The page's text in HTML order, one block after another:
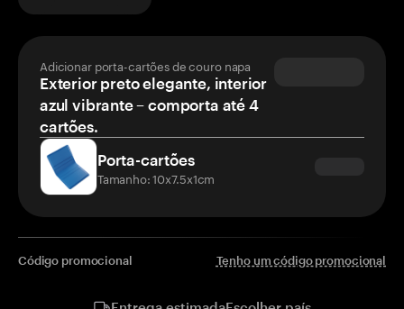
Adicionar porta-cartões de couro napa
Exterior preto elegante, interior
azul vibrante – comporta até 4
cartões.
Porta-cartões
Tamanho: 10x7.5x1cm
Código promocional Tenho um código promocional